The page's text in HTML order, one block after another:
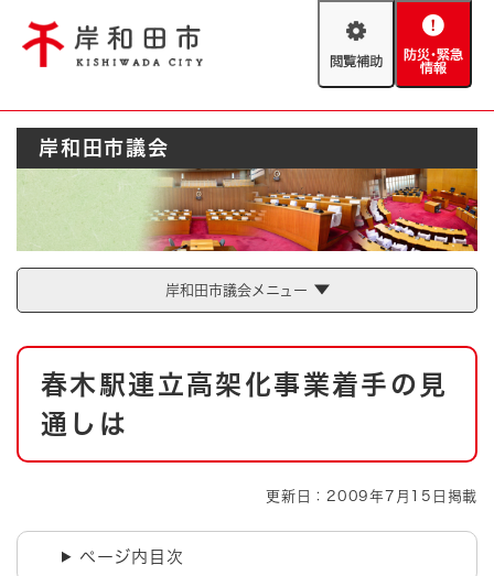
閲
助
防
緊
情
報
Foreign language
やさしい日本語
とじる
防災・緊急情報
ハザードマップ AED設置箇所
とじる
岸和田市議会
岸和田市議会メニュー
本
春木駅連立高架化事業着手の見
通しは
更新日：2009年7月15日掲載
ページ内目次